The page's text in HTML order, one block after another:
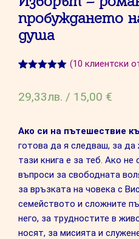
пробуждането
душа
базирано на
потребител
(10 клиентски
29,33лв. / 15,00 €
Ако си на пътешествие
готова да я следваш, за
тази книга е за теб. Ако
въпроси за свободната
за връзката на човека с
семейството и сложните
него, за трудностите в
носят, за мисията и